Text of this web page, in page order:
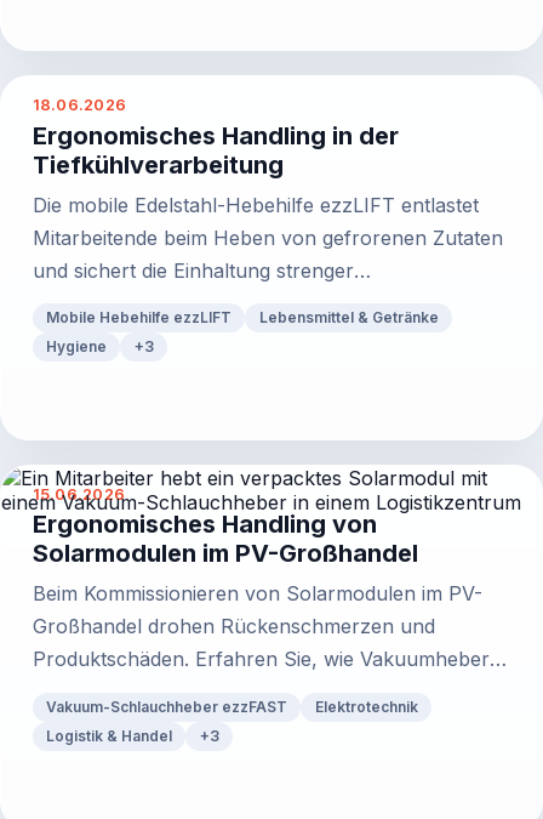
18.06.2026
Ergonomisches Handling in der
Tiefkühlverarbeitung
Die mobile Edelstahl-Hebehilfe ezzLIFT entlastet
Mitarbeitende beim Heben von gefrorenen Zutaten
und sichert die Einhaltung strenger
Mobile Hebehilfe ezzLIFT
Lebensmittel & Getränke
Hygiene
+3
15.06.2026
Ergonomisches Handling von
Solarmodulen im PV-Großhandel
Beim Kommissionieren von Solarmodulen im PV-
Großhandel drohen Rückenschmerzen und
Produktschäden. Erfahren Sie, wie Vakuumheber
Vakuum-Schlauchheber ezzFAST
Elektrotechnik
Logistik & Handel
+3